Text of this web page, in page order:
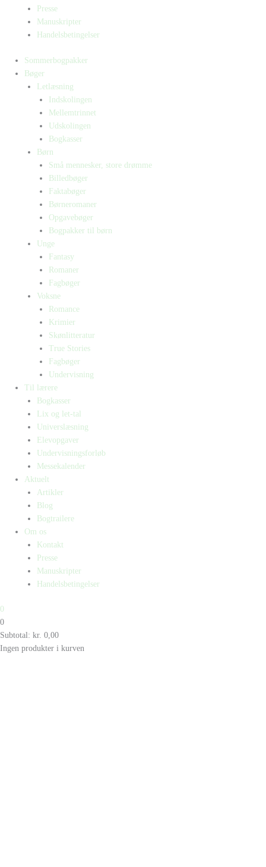
Presse
Manuskripter
Handelsbetingelser
Sommerbogpakker
Bøger
Letlæsning
Indskolingen
Mellemtrinnet
Udskolingen
Bogkasser
Børn
Små mennesker, store drømme
Billedbøger
Faktabøger
Børneromaner
Opgavebøger
Bogpakker til børn
Unge
Fantasy
Romaner
Fagbøger
Voksne
Romance
Krimier
Skønlitteratur
True Stories
Fagbøger
Undervisning
Til lærere
Bogkasser
Lix og let-tal
Universlæsning
Elevopgaver
Undervisningsforløb
Messekalender
Aktuelt
Artikler
Blog
Bogtrailere
Om os
Kontakt
Presse
Manuskripter
Handelsbetingelser
0
0
Subtotal: kr. 0,00
Ingen produkter i kurven